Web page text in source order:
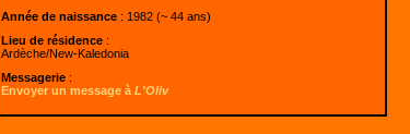
Année de naissance: 1982 (~ 44 ans)
Lieu de résidence:
Ardèche/New-Kaledonia
Messagerie:
Envoyer un message à L'Oliv